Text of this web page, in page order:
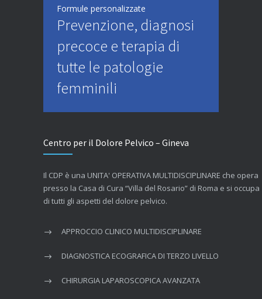
Formule personalizzate
Prevenzione, diagnosi
precoce e terapia di
tutte le patologie
femminili
Centro per il Dolore Pelvico – Gineva
Il CDP è una UNITA' OPERATIVA MULTIDISCIPLINARE che opera
presso la Casa di Cura “Villa del Rosario” di Roma e si occupa
di tutti gli aspetti del dolore pelvico.
APPROCCIO CLINICO MULTIDISCIPLINARE
DIAGNOSTICA ECOGRAFICA DI TERZO LIVELLO
CHIRURGIA LAPAROSCOPICA AVANZATA